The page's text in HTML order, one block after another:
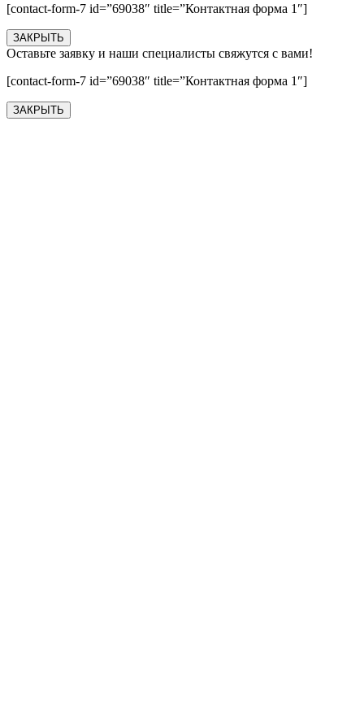
[contact-form-7 id=”69038″ title=”Контактная форма 1″]
ЗАКРЫТЬ
Оставьте заявку и наши специалисты свяжутся с вами!
[contact-form-7 id=”69038″ title=”Контактная форма 1″]
ЗАКРЫТЬ